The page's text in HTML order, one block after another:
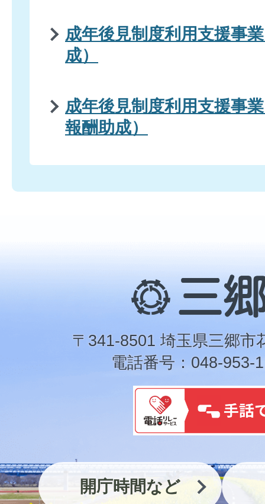
成年後見制度利用支援事
成）
成年後見制度利用支援事
報酬助成）
三
郷
市
〒341-8501 埼玉県三郷市
電話番号：048-953-
開庁時間など